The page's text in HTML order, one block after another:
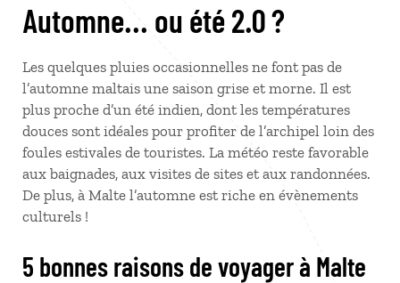
Automne... ou été 2.0 ?
Les quelques pluies occasionnelles ne font pas de
l’automne maltais une saison grise et morne. Il est
plus proche d’un été indien, dont les températures
douces sont idéales pour profiter de l’archipel loin des
foules estivales de touristes. La météo reste favorable
aux baignades, aux visites de sites et aux randonnées.
De plus, à Malte l’automne est riche en évènements
culturels !
5 bonnes raisons de voyager à Malte